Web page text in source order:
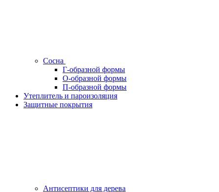
Сосна
Г-образной формы
О-образной формы
П-образной формы
Утеплитель и пароизоляция
Защитные покрытия
Антисептики для дерева